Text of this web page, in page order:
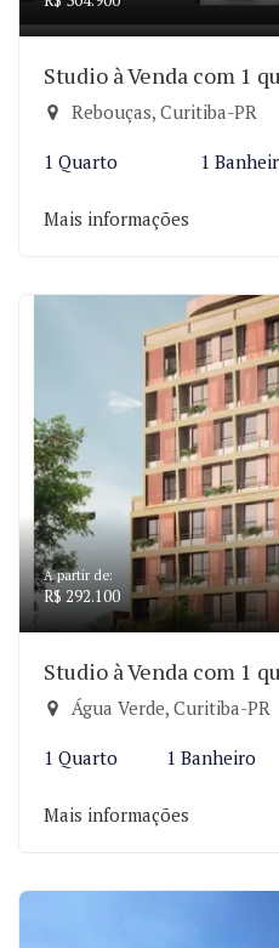
Studio à Venda com 1
Rebouças, Curitiba-PR
1 Quarto 1
Mais informações
A partir de:
R$ 292.100
Studio à Venda com 1
Água Verde, Curitiba-PR
1 Quarto 1 Banheiro
Mais informações